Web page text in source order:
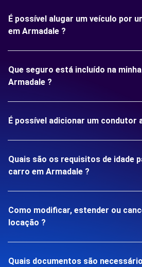
É possível alugar um veículo por
em Armadale ?
Que seguro está incluído na
Armadale ?
É possível adicionar um condutor
Quais são os requisitos de idade
carro em Armadale ?
Como modificar, estender ou
locação ?
Quais documentos são